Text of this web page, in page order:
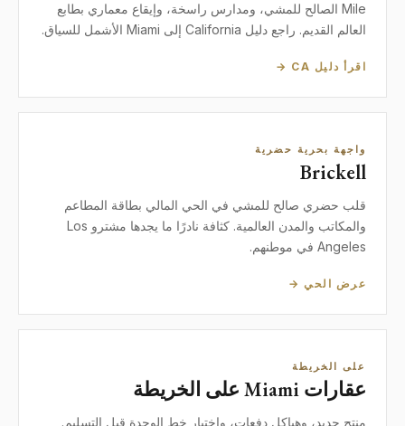
Mile الصالح للمشي، ومدارس راسخة، وإيقاع معماري بطابع
العالم القديم. راجع دليل California إلى Miami الأشمل للسياق.
اقرأ دليل CA →
واجهة بحرية حضرية
Brickell
قلب حضري صالح للمشي في الحي المالي بطاقة المطاعم
والمكاتب والمدن العالمية. كثافة نادرًا ما يجدها مشترو Los
Angeles في موطنهم.
عرض الحي →
على الخريطة
عقارات Miami على الخريطة
منتج جديد، وهياكل دفعات، واختيار خط الوحدة قبل التسليم.